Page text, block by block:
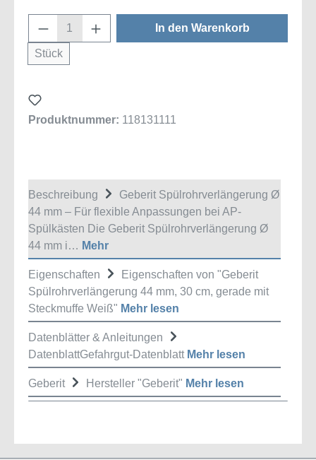
Produkt Anzahl: Gib den gewünschten
Stück
In den Warenkorb
Produktnummer: 118131111
Beschreibung
Geberit Spülrohrverlängerung Ø
44 mm – Für flexible Anpassungen bei AP-
Spülkästen Die Geberit Spülrohrverlängerung Ø
44 mm i… Mehr
Eigenschaften
Eigenschaften von "Geberit
Spülrohrverlängerung 44 mm, 30 cm, gerade mit
Steckmuffe Weiß" Mehr lesen
Datenblätter & Anleitungen
DatenblattGefahrgut-Datenblatt Mehr lesen
Geberit Hersteller "Geberit" Mehr lesen